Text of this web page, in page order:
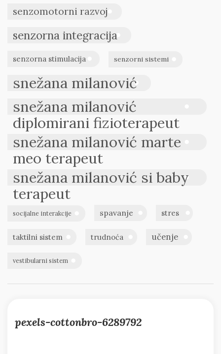
senzomotorni razvoj
senzorna integracija
senzorna stimulacija senzorni sistemi
snežana milanović
snežana milanović
diplomirani fizioterapeut
snežana milanović marte
meo terapeut
snežana milanović si baby
terapeut
socijalne interakcije spavanje stres
taktilni sistem trudnoća učenje
vestibularni sistem
pexels-cottonbro-6289792